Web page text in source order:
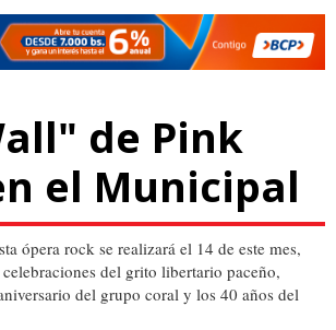
de Pink
el Municipal
ópera rock se realizará el 14 de este mes,
del grito libertario paceño,
del grupo coral y los 40 años del